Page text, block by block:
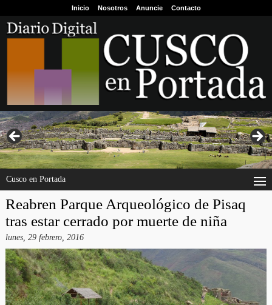
Inicio Nosotros Anuncie Contacto
Cusco en Portada
Reabren Parque Arqueológico de Pisaq
tras estar cerrado por muerte de niña
lunes, 29 febrero, 2016